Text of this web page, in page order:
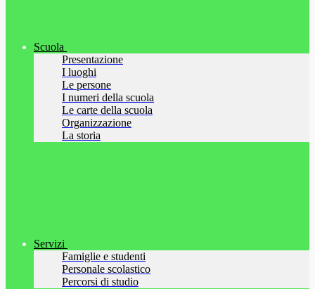
Scuola
Presentazione
I luoghi
Le persone
I numeri della scuola
Le carte della scuola
Organizzazione
La storia
Servizi
Famiglie e studenti
Personale scolastico
Percorsi di studio